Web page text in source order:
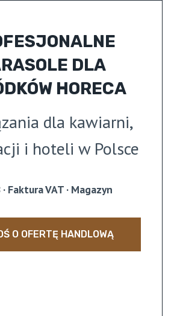
DLA
HORECA
dla kawiarni,
i hoteli w Polsce
Faktura VAT · Magazyn
O OFERTĘ HANDLOWĄ